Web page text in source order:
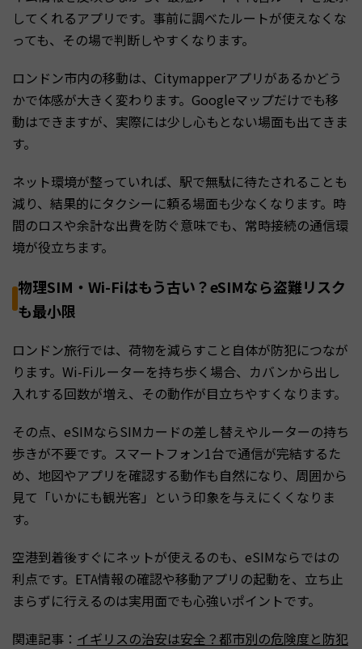
してくれるアプリです。事前に調べたルートが使えなくな
っても、その場で判断しやすくなります。
ロンドン市内の移動は、Citymapperアプリがあるかどう
かで体感が大きく変わります。Googleマップだけでも移
動はできますが、実際には少し心もとない場面も出てきま
す。
ネット環境が整っていれば、駅で無駄に待たされることも
減り、結果的にタクシーに頼る場面も少なくなります。時
間のロスや余計な出費を防ぐ意味でも、常時接続の通信環
境が役立ちます。
物理SIM・Wi-Fiはもう古い？eSIMなら盗難リスク
も最小限
ロンドン旅行では、荷物を減らすこと自体が防犯につなが
ります。Wi-Fiルーターを持ち歩く場合、カバンから出し
入れする回数が増え、その動作が目立ちやすくなります。
その点、eSIMならSIMカードの差し替えやルーターの持ち
歩きが不要です。スマートフォン1台で通信が完結するた
め、地図やアプリを確認する動作も自然になり、周囲から
見て「いかにも観光客」という印象を与えにくくなりま
す。
空港到着後すぐにネットが使えるのも、eSIMならではの
利点です。ETA情報の確認や移動アプリの起動を、立ち止
まらずに行えるのは実用面でも心強いポイントです。
関連記事： イギリスの治安は安全？都市別の危険度と防犯